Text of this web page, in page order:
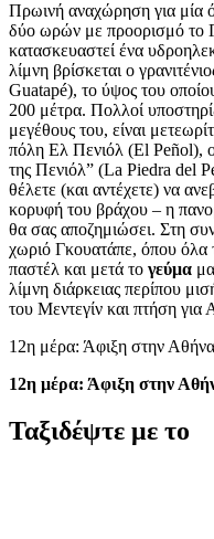
Πρωινή αναχώρηση για μία
δύο ωρών με προορισμό το
κατασκευαστεί ένα
λίμνη βρίσκεται ο
Guatapé), το ύψος του
200 μέτρα. Πολλοί
μεγέθους του, είναι
πόλη Ελ Πενιόλ (El Peñol),
της Πενιόλ” (La Piedra del
θέλετε (και αντέχετε) να
κορυφή του βράχου – η
θα σας αποζημιώσει. Στη
χωριό Γκουατάπε, όπου όλα
παστέλ και μετά το γεύμα
λίμνη διάρκειας περίπου
του Μεντεγίν και πτήση
12η μέρα: Άφιξη στην Αθήνα
12η μέρα: Άφιξη στην
Ταξιδέψτε με το